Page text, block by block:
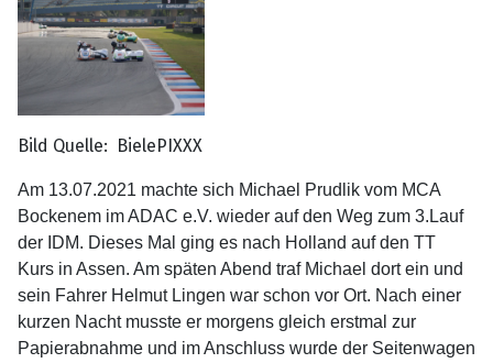
Bild Quelle: BielePIXXX
Am 13.07.2021 machte sich Michael Prudlik vom MCA
Bockenem im ADAC e.V. wieder auf den Weg zum 3.Lauf
der IDM. Dieses Mal ging es nach Holland auf den TT
Kurs in Assen. Am späten Abend traf Michael dort ein und
sein Fahrer Helmut Lingen war schon vor Ort. Nach einer
kurzen Nacht musste er morgens gleich erstmal zur
Papierabnahme und im Anschluss wurde der Seitenwagen